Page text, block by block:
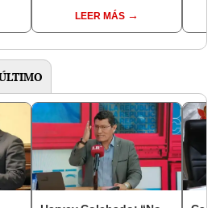
del SenadoLEER MÁS